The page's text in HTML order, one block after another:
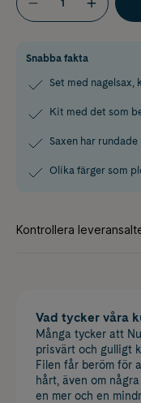
Snabba fakta
Set med
Kit med det som
Saxen har
Olika färger som
Vad tycker våra
Många tycker att
prisvärt och gulligt
Filen får beröm för
hårt, även om
en mer och en